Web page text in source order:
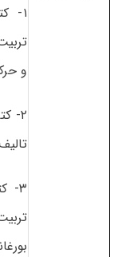
۱-
و
۲-
۳-